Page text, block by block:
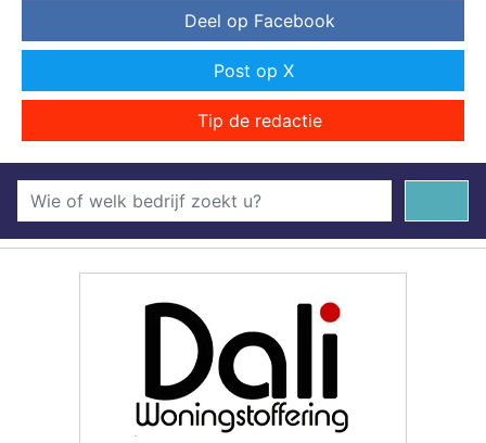
Deel op Facebook
Post op X
Tip de redactie